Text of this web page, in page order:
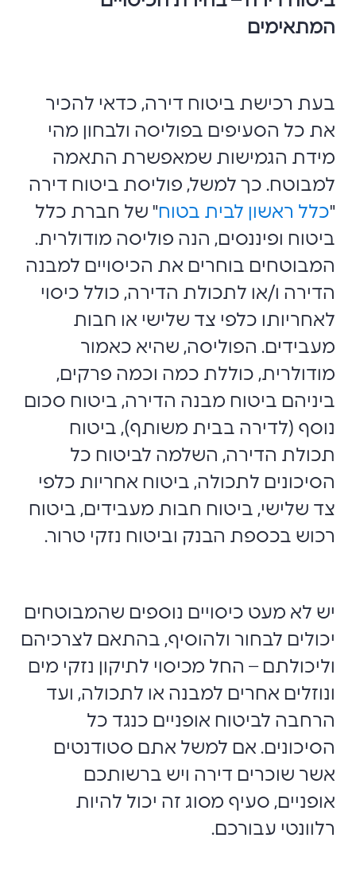
המתאימים
בעת רכישת ביטוח דירה, כדאי להכיר
את כל הסעיפים בפוליסה ולבחון מהי
מידת הגמישות שמאפשרת התאמה
למבוטח. כך למשל, פוליסת ביטוח דירה
"כלל ראשון לבית בטוח" של חברת כלל
ביטוח ופיננסים, הנה פוליסה מודולרית.
המבוטחים בוחרים את הכיסויים למבנה
הדירה ו/או לתכולת הדירה, כולל כיסוי
לאחריותו כלפי צד שלישי או חבות
מעבידים. הפוליסה, שהיא כאמור
מודולרית, כוללת כמה וכמה פרקים,
ביניהם ביטוח מבנה הדירה, ביטוח סכום
נוסף (לדירה בבית משותף), ביטוח
תכולת הדירה, השלמה לביטוח כל
הסיכונים לתכולה, ביטוח אחריות כלפי
צד שלישי, ביטוח חבות מעבידים, ביטוח
רכוש בכספת הבנק וביטוח נזקי טרור.
יש לא מעט כיסויים נוספים שהמבוטחים
יכולים לבחור ולהוסיף, בהתאם לצרכיהם
וליכולתם – החל מכיסוי לתיקון נזקי מים
ונוזלים אחרים למבנה או לתכולה, ועד
הרחבה לביטוח אופניים כנגד כל
הסיכונים. אם למשל אתם סטודנטים
אשר שוכרים דירה ויש ברשותכם
אופניים, סעיף מסוג זה יכול להיות
רלוונטי עבורכם.